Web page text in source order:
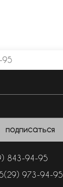
95
подписаться
843-94-95
973-94-95